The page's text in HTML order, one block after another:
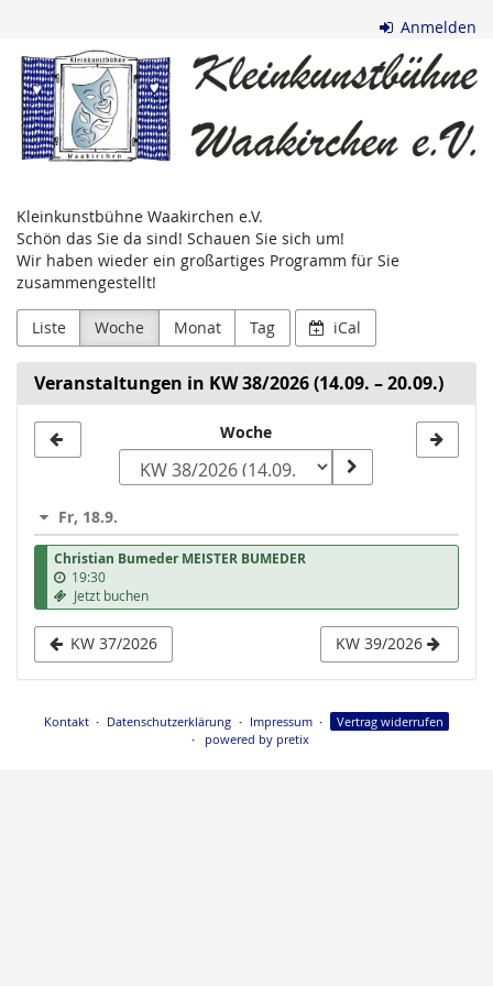
Inhalt
springen
Anmelden
Kleinkunstbühne
Waakirchen
e.V.
Kleinkunstbühne Waakirchen e.V.
Schön das Sie da sind! Schauen Sie sich um!
Wir haben wieder ein großartiges Programm für Sie
zusammengestellt!
Liste Woche Monat Tag iCal
Veranstaltungen in KW 38/2026 (14.09. – 20.09.)
zur
auswählen
Woche
Fr, 18.9.
Christian Bumeder MEISTER BUMEDER
19:30
Jetzt buchen
KW 37/2026 KW 39/2026
Kontakt Datenschutzerklärung Impressum
Vertrag widerrufen
powered by pretix